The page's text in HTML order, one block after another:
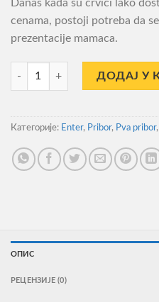
Danas kada su crvići lako
cenama, postoji potreba da
prezentacije mamaca.
Pva Bags Enter 150x70mm
ДОДАЈ У
Категорије: Enter, Pribor, Pva pribor,
ОПИС
РЕЦЕНЗИЈЕ (0)